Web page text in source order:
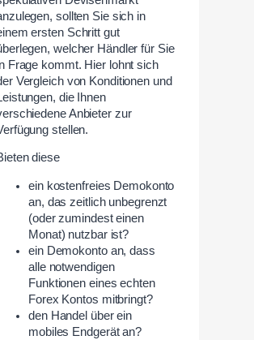
sollten Sie sich in
ersten Schritt gut
welcher Händler für Sie
Frage kommt. Hier lohnt sich
Vergleich von Konditionen und
die Ihnen
Anbieter zur
stellen.
diese
ein kostenfreies Demokonto
an, das zeitlich unbegrenzt
(oder zumindest einen
Monat) nutzbar ist?
ein Demokonto an, dass
alle notwendigen
Funktionen eines echten
Forex Kontos mitbringt?
den Handel über ein
mobiles Endgerät an?